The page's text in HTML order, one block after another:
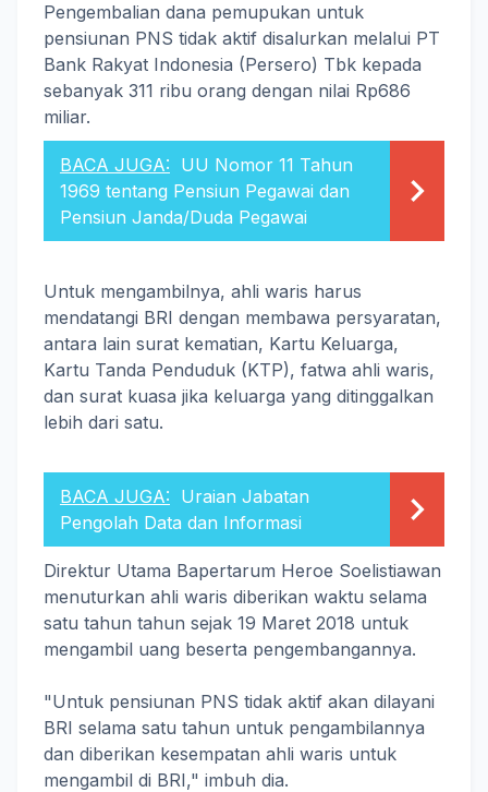
Pengembalian dana pemupukan untuk
pensiunan PNS tidak aktif disalurkan melalui PT
Bank Rakyat Indonesia (Persero) Tbk kepada
sebanyak 311 ribu orang dengan nilai Rp686
miliar.
BACA JUGA: UU Nomor 11 Tahun
1969 tentang Pensiun Pegawai dan
Pensiun Janda/Duda Pegawai
Untuk mengambilnya, ahli waris harus
mendatangi BRI dengan membawa persyaratan,
antara lain surat kematian, Kartu Keluarga,
Kartu Tanda Penduduk (KTP), fatwa ahli waris,
dan surat kuasa jika keluarga yang ditinggalkan
lebih dari satu.
BACA JUGA: Uraian Jabatan
Pengolah Data dan Informasi
Direktur Utama Bapertarum Heroe Soelistiawan
menuturkan ahli waris diberikan waktu selama
satu tahun tahun sejak 19 Maret 2018 untuk
mengambil uang beserta pengembangannya.
"Untuk pensiunan PNS tidak aktif akan dilayani
BRI selama satu tahun untuk pengambilannya
dan diberikan kesempatan ahli waris untuk
mengambil di BRI," imbuh dia.